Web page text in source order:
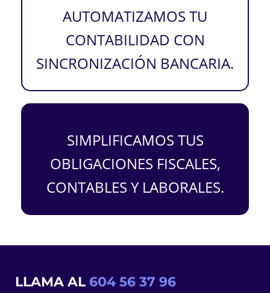
AUTOMATIZAMOS TU
CONTABILIDAD CON
SINCRONIZACIÓN BANCARIA.
SIMPLIFICAMOS TUS
OBLIGACIONES FISCALES,
CONTABLES Y LABORALES.
LLAMA AL 604 56 37 96